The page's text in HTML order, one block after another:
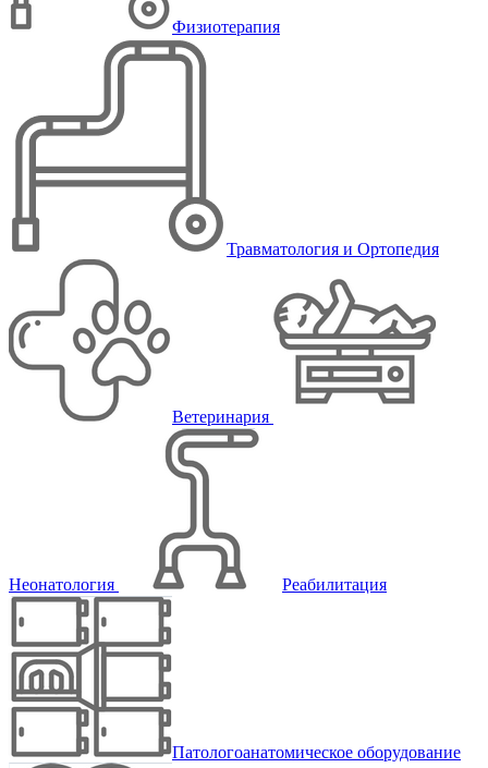
Физиотерапия
Травматология и Ортопедия
Ветеринария
Неонатология Реабилитация
Патологоанатомическое оборудование